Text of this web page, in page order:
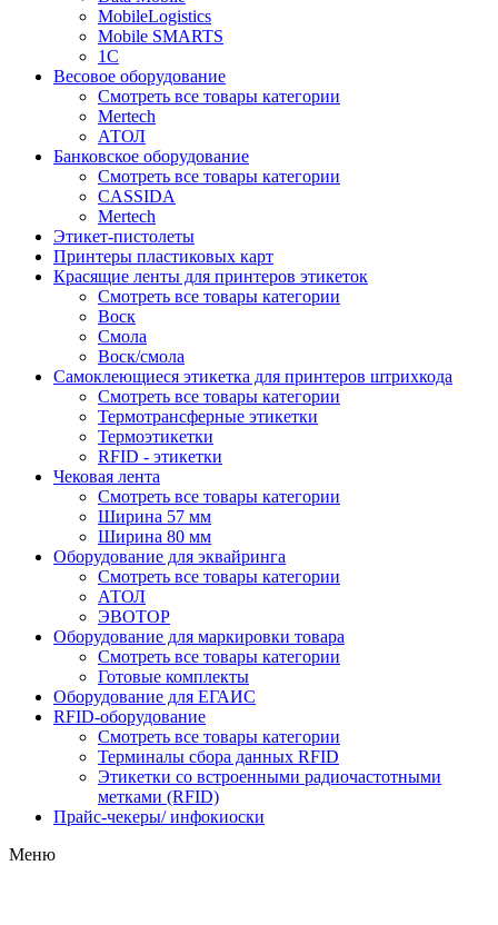
MobileLogistics
Mobile SMARTS
1С
Весовое оборудование
Смотреть все товары категории
Mertech
АТОЛ
Банковское оборудование
Смотреть все товары категории
CASSIDA
Mertech
Этикет-пистолеты
Принтеры пластиковых карт
Красящие ленты для принтеров этикеток
Смотреть все товары категории
Воск
Смола
Воск/смола
Самоклеющиеся этикетка для принтеров штрихкода
Смотреть все товары категории
Термотрансферные этикетки
Термоэтикетки
RFID - этикетки
Чековая лента
Смотреть все товары категории
Ширина 57 мм
Ширина 80 мм
Оборудование для эквайринга
Смотреть все товары категории
АТОЛ
ЭВОТОР
Оборудование для маркировки товара
Смотреть все товары категории
Готовые комплекты
Оборудование для ЕГАИС
RFID-оборудование
Смотреть все товары категории
Терминалы сбора данных RFID
Этикетки со встроенными радиочастотными
метками (RFID)
Прайс-чекеры/ инфокиоски
Меню